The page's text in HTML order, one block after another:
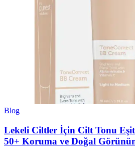
Blog
Lekeli Ciltler İçin Cilt Tonu
50+ Koruma ve Doğal